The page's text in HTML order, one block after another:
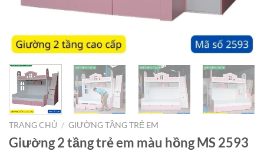
TRANG CHỦ / GIƯỜNG TẦNG TRẺ EM
Giường 2 tầng trẻ em màu hồng MS 2593